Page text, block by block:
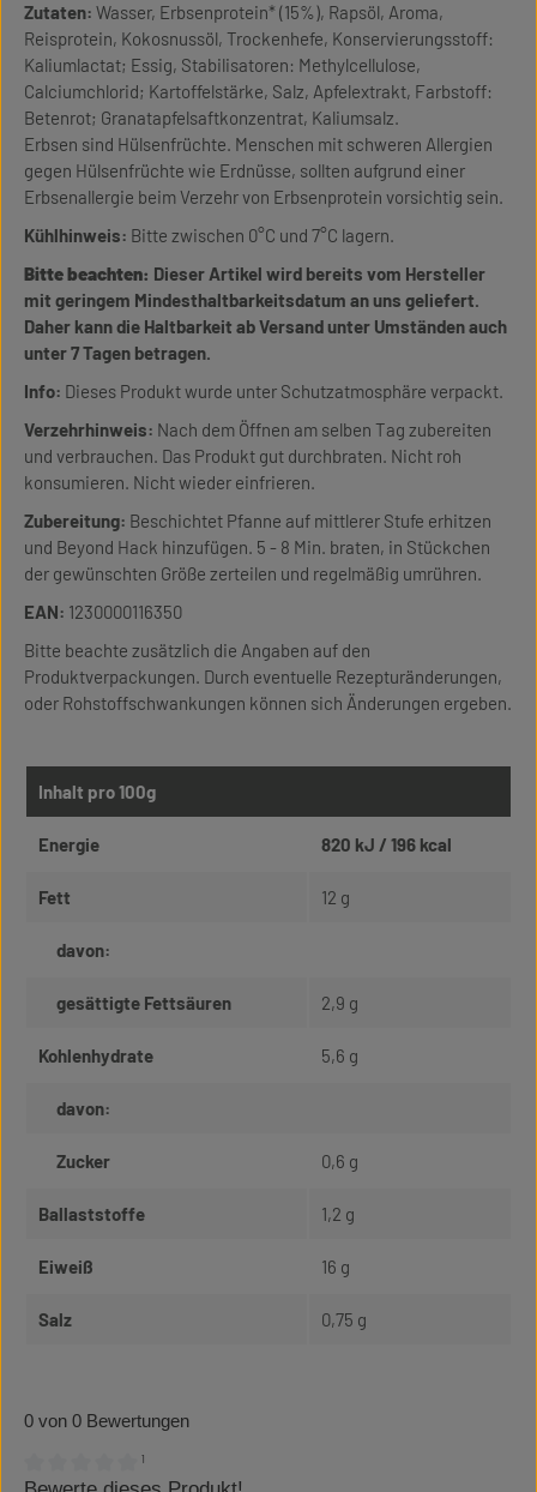
Zutaten: Wasser, Erbsenprotein* (15%), Rapsöl, Aroma,
Reisprotein, Kokosnussöl, Trockenhefe, Konservierungsstoff:
Kaliumlactat; Essig, Stabilisatoren: Methylcellulose,
Calciumchlorid; Kartoffelstärke, Salz, Apfelextrakt, Farbstoff:
Betenrot; Granatapfelsaftkonzentrat, Kaliumsalz.
Erbsen sind Hülsenfrüchte. Menschen mit schweren Allergien
gegen Hülsenfrüchte wie Erdnüsse, sollten aufgrund einer
Erbsenallergie beim Verzehr von Erbsenprotein vorsichtig sein.
Kühlhinweis: Bitte zwischen 0°C und 7°C lagern.
Bitte beachten: Dieser Artikel wird bereits vom Hersteller
mit geringem Mindesthaltbarkeitsdatum an uns geliefert.
Daher kann die Haltbarkeit ab Versand unter Umständen auch
unter 7 Tagen betragen.
Info: Dieses Produkt wurde unter Schutzatmosphäre verpackt.
Verzehrhinweis: Nach dem Öffnen am selben Tag zubereiten
und verbrauchen. Das Produkt gut durchbraten. Nicht roh
konsumieren. Nicht wieder einfrieren.
Zubereitung: Beschichtet Pfanne auf mittlerer Stufe erhitzen
und Beyond Hack hinzufügen. 5 - 8 Min. braten, in Stückchen
der gewünschten Größe zerteilen und regelmäßig umrühren.
EAN: 1230000116350
Bitte beachte zusätzlich die Angaben auf den
Produktverpackungen. Durch eventuelle Rezepturänderungen,
oder Rohstoffschwankungen können sich Änderungen ergeben.
Inhalt pro 100g
Energie 820 kJ / 196 kcal
Fett 12 g
davon:
gesättigte Fettsäuren 2,9 g
Kohlenhydrate 5,6 g
davon:
Zucker 0,6 g
Ballaststoffe 1,2 g
Eiweiß 16 g
Salz 0,75 g
0 von 0 Bewertungen
¹